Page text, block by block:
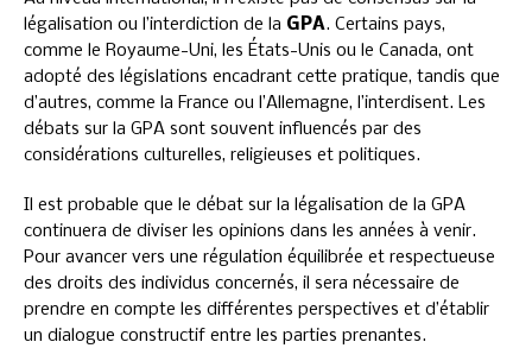
légalisation ou l’interdiction de la GPA. Certains pays,
comme le Royaume-Uni, les États-Unis ou le Canada, ont
adopté des législations encadrant cette pratique, tandis que
d’autres, comme la France ou l’Allemagne, l’interdisent. Les
débats sur la GPA sont souvent influencés par des
considérations culturelles, religieuses et politiques.
Il est probable que le débat sur la légalisation de la GPA
continuera de diviser les opinions dans les années à venir.
Pour avancer vers une régulation équilibrée et respectueuse
des droits des individus concernés, il sera nécessaire de
prendre en compte les différentes perspectives et d’établir
un dialogue constructif entre les parties prenantes.